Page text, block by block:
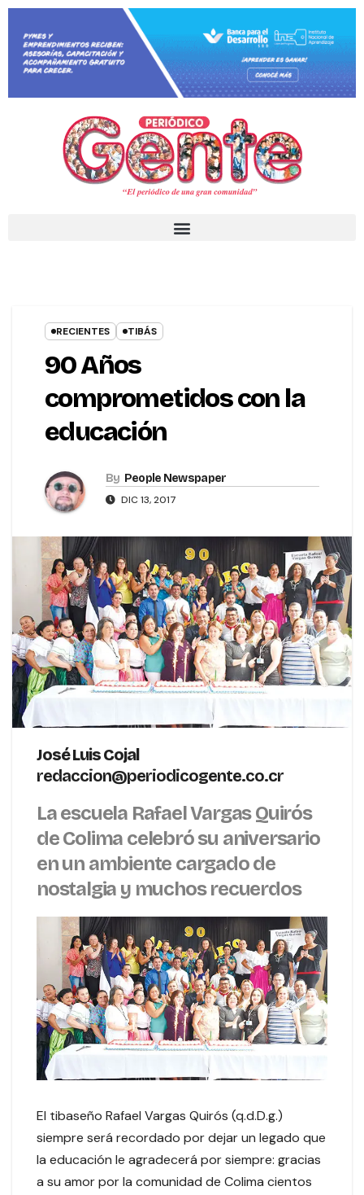
RECIENTES TIBÁS
90 Años
comprometidos con la
educación
By People Newspaper
DIC 13, 2017
José Luis Cojal
redaccion@periodicogente.co.cr
La escuela Rafael Vargas Quirós
de Colima celebró su aniversario
en un ambiente cargado de
nostalgia y muchos recuerdos
El tibaseño Rafael Vargas Quirós (q.d.D.g.)
siempre será recordado por dejar un legado que
la educación le agradecerá por siempre: gracias
a su amor por la comunidad de Colima cientos